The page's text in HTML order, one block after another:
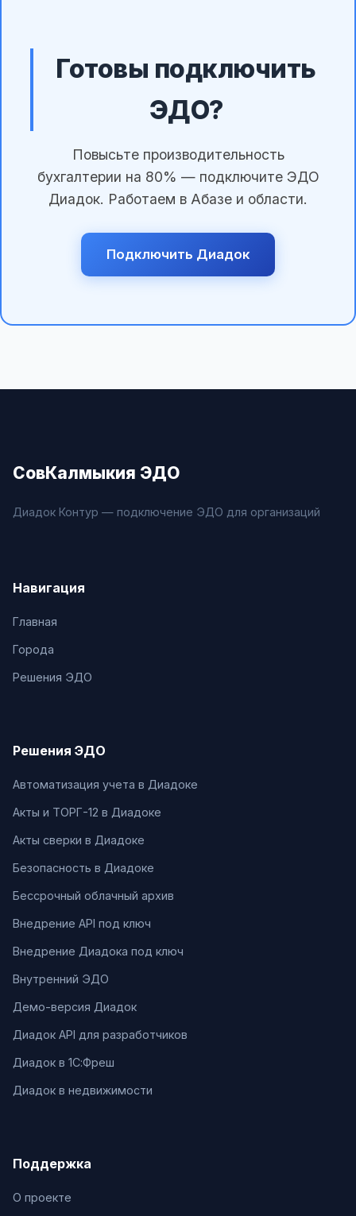
Готовы подключить
ЭДО?
Повысьте производительность
бухгалтерии на 80% — подключите ЭДО
Диадок. Работаем в Абазе и области.
Подключить Диадок
СовКалмыкия ЭДО
Диадок Контур — подключение ЭДО для организаций
Навигация
Главная
Города
Решения ЭДО
Решения ЭДО
Автоматизация учета в Диадоке
Акты и ТОРГ-12 в Диадоке
Акты сверки в Диадоке
Безопасность в Диадоке
Бессрочный облачный архив
Внедрение API под ключ
Внедрение Диадока под ключ
Внутренний ЭДО
Демо-версия Диадок
Диадок API для разработчиков
Диадок в 1С:Фреш
Диадок в недвижимости
Поддержка
О проекте